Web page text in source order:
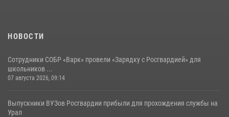
НОВОСТИ
Сотрудники СОБР «Варк» провели «Зарядку с Росгвардией» для
школьников ...
07 августа 2026, 09:14
Выпускники ВУЗов Росгвардии прибыли для прохождения службы на
Урал